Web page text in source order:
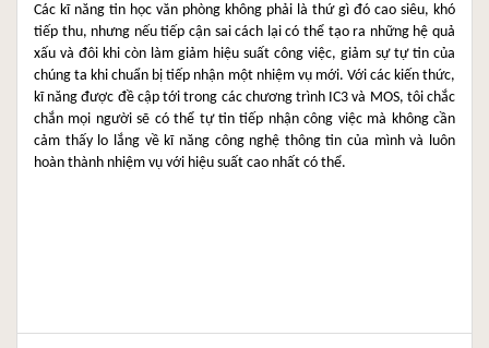
Các kĩ năng tin học văn phòng không phải là thứ gì đó cao siêu, khó
tiếp thu, nhưng nếu tiếp cận sai cách lại có thể tạo ra những hệ quả
xấu và đôi khi còn làm giảm hiệu suất công việc, giảm sự tự tin của
chúng ta khi chuẩn bị tiếp nhận một nhiệm vụ mới. Với các kiến thức,
kĩ năng được đề cập tới trong các chương trình IC3 và MOS, tôi chắc
chắn mọi người sẽ có thể tự tin tiếp nhận công việc mà không cần
cảm thấy lo lắng về kĩ năng công nghệ thông tin của mình và luôn
hoàn thành nhiệm vụ với hiệu suất cao nhất có thể.